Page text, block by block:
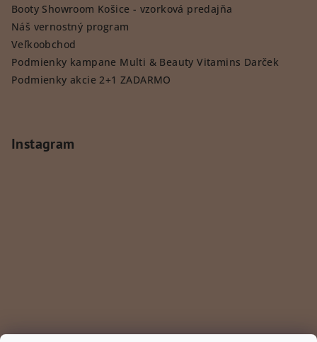
Booty Showroom Košice - vzorková predajňa
Náš vernostný program
Veľkoobchod
Podmienky kampane Multi & Beauty Vitamins Darček
Podmienky akcie 2+1 ZADARMO
Instagram